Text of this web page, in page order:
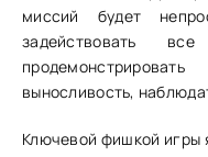
миссий будет
задействовать
выносливость,
Ключевой фишкой игры